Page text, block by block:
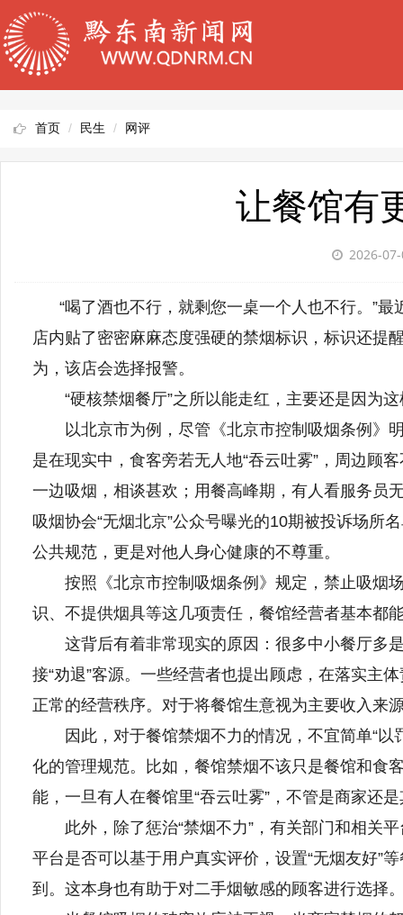
首页 民生 网评
让餐馆有
2026-
“喝了酒也不行，就剩您一桌一个人也不行。”最
店内贴了密密麻麻态度强硬的禁烟标识，标识还提
为，该店会选择报警。
“硬核禁烟餐厅”之所以能走红，主要还是因为这
以北京市为例，尽管《北京市控制吸烟条例》明
是在现实中，食客旁若无人地“吞云吐雾”，周边顾
一边吸烟，相谈甚欢；用餐高峰期，有人看服务员
吸烟协会“无烟北京”公众号曝光的10期被投诉场所
公共规范，更是对他人身心健康的不尊重。
按照《北京市控制吸烟条例》规定，禁止吸烟场
识、不提供烟具等这几项责任，餐馆经营者基本都
这背后有着非常现实的原因：很多中小餐厅多是
接“劝退”客源。一些经营者也提出顾虑，在落实主
正常的经营秩序。对于将餐馆生意视为主要收入来
因此，对于餐馆禁烟不力的情况，不宜简单“以
化的管理规范。比如，餐馆禁烟不该只是餐馆和食
能，一旦有人在餐馆里“吞云吐雾”，不管是商家还
此外，除了惩治“禁烟不力”，有关部门和相关平
平台是否可以基于用户真实评价，设置“无烟友好”
到。这本身也有助于对二手烟敏感的顾客进行选择